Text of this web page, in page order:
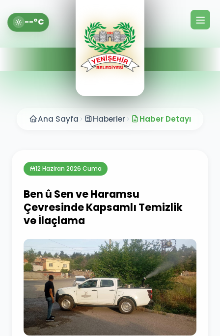
--°C
Ana Sayfa Haberler Haber Detayı
12 Haziran 2026 Cuma
Ben û Sen ve Haramsu
Çevresinde Kapsamlı Temizlik
ve İlaçlama